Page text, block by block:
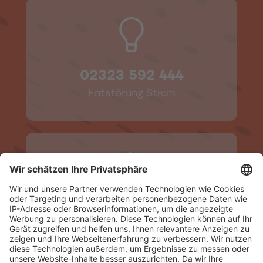
02323 592 444
Entstörung Strom
02323 592 499
Entstörung Gas